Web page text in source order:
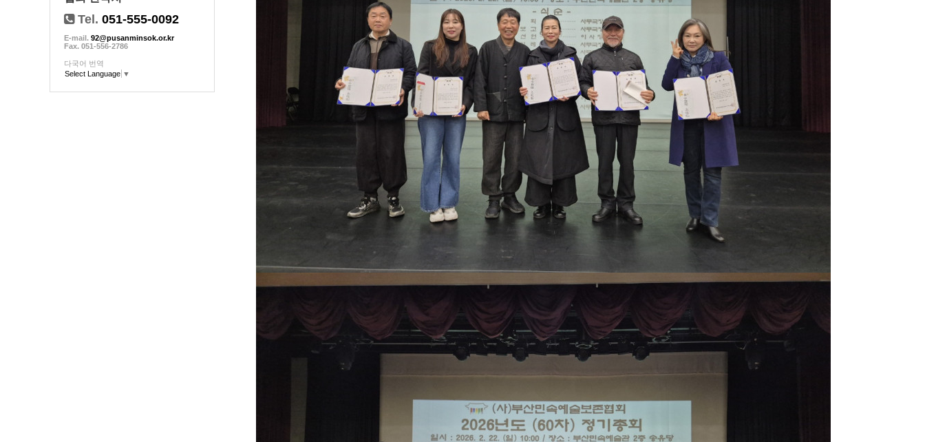
Tel. 051-555-0092
E-mail. 92@pusanminsok.or.kr
Fax. 051-556-2786
다국어 번역
Select Language ▼